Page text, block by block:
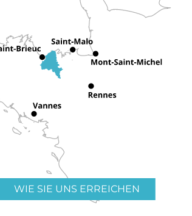
WIE SIE UNS ERREICHEN